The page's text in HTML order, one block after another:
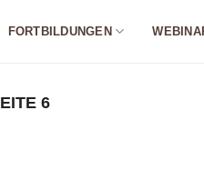
FORTBILDUNGEN
6